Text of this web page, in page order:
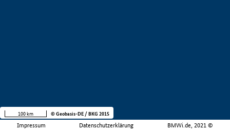
Impressum Datenschutzerklärung BMWi.de, 2021 ©
100 km © Geobasis-DE / BKG 2015